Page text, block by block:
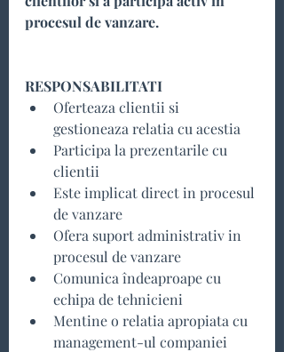
procesul de vanzare.
RESPONSABILITATI
Oferteaza clientii si
gestioneaza relatia cu acestia
Participa la prezentarile cu
clientii
Este implicat direct in procesul
de vanzare
Ofera suport administrativ in
procesul de vanzare
Comunica îndeaproape cu
echipa de tehnicieni
Mentine o relatia apropiata cu
management-ul companiei